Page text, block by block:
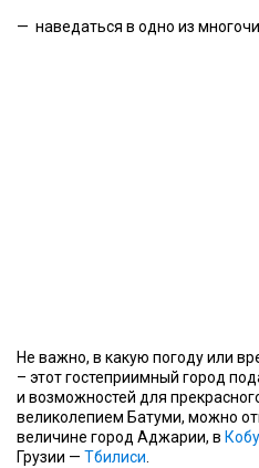
— наведаться в одно из
Не важно, в какую погоду или
– этот гостеприимный город
и возможностей для
великолепием Батуми, можно
величине город Аджарии, в
Грузии — Тбилиси.